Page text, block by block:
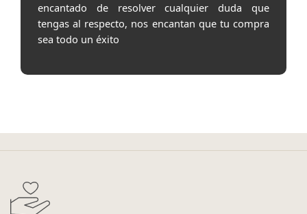
encantado de resolver cualquier duda que
tengas al respecto, nos encantan que tu compra
sea todo un éxito